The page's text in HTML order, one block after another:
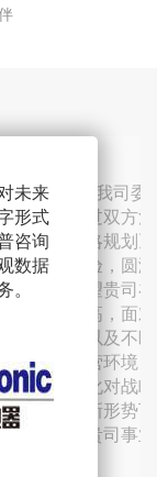
在较
内容
司从
容的
各
帮
贵司
未来
形式
咨询
数据
月份贵司受我司委
，后期经过双方
善了《战略规划
丰富的经验，圆
规划。希望贵司
度上继续提高，面
经济全球化以及不
速变化的经营环境
势和新变化对战
，提出最新形势
。同时祝贵司事
询服务老师人资
专业水平，工作
。对待企业咨询
案，建议就企业
与技术支持，让
改善企业人资管理
家港先锋自动
司
量的
历
放心
告体
长
品
，共